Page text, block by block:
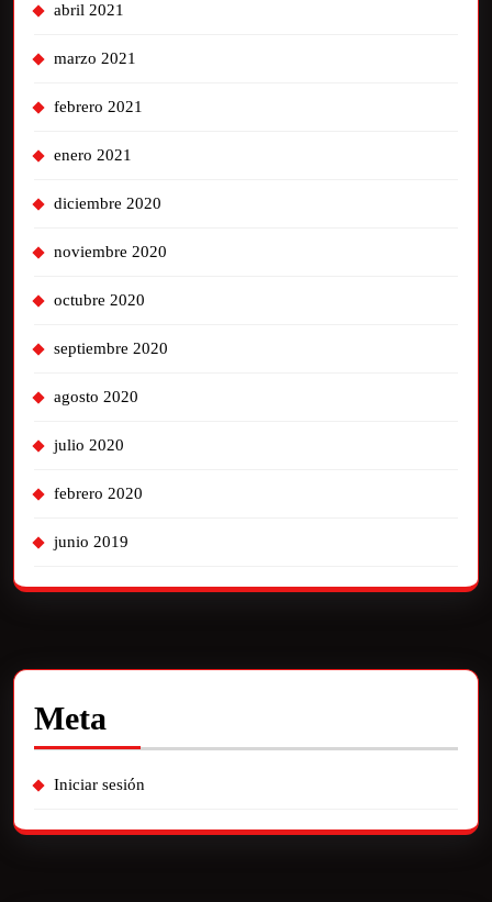
abril 2021
marzo 2021
febrero 2021
enero 2021
diciembre 2020
noviembre 2020
octubre 2020
septiembre 2020
agosto 2020
julio 2020
febrero 2020
junio 2019
Meta
Iniciar sesión